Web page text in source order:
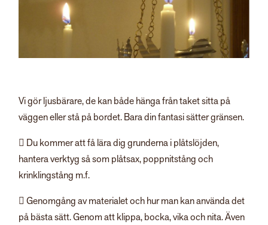
Vi gör ljusbärare, de kan både hänga från taket sitta på
väggen eller stå på bordet. Bara din fantasi sätter gränsen.
 Du kommer att få lära dig grunderna i plåtslöjden,
hantera verktyg så som plåtsax, poppnitstång och
krinklingstång m.f.
 Genomgång av materialet och hur man kan använda det
på bästa sätt. Genom att klippa, bocka, vika och nita. Även